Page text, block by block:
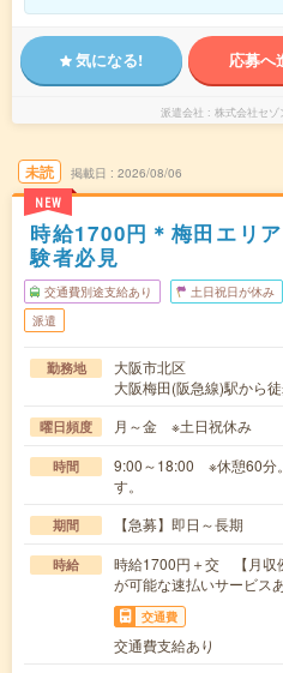
気になる! 応募へ
派遣会社 株式会社セゾ
未読
NEW
掲載日 2026/08/06
時給1700円＊梅田エリ
験者必見
交通費別途支給あり 土日祝日が休み
派遣
勤務地
大阪市北区
大阪梅田(阪急線)駅から
曜日頻度 月～金 ※土日祝休み
時間
9:00～18:00 ※休憩60分
す。
期間 【急募】即日～長期
時給
時給1700円＋交 【月収
が可能な速払いサービス
交通費
交通費支給あり